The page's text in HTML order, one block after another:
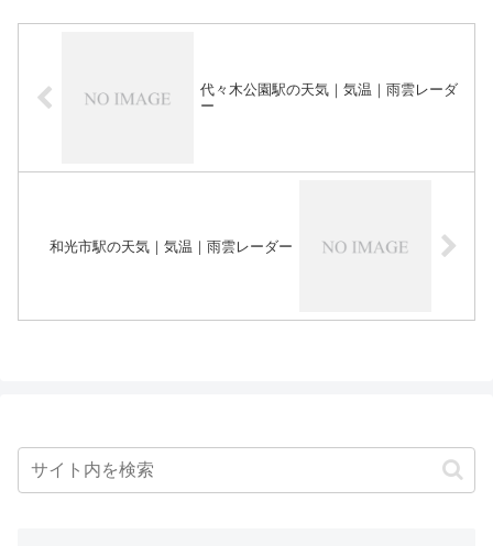
代々木公園駅の天気｜気温｜雨雲レーダ
ー
和光市駅の天気｜気温｜雨雲レーダー